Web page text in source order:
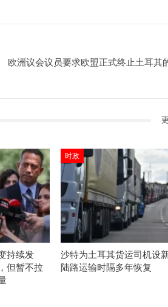
欧洲议会议员要求欧盟正式终止土耳其
持续发
但暂不拉
时政
沙特为土耳其货运司机设
陆路运输时隔多年恢复